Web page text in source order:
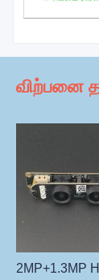
விற்பனை
2MP+1.3MP